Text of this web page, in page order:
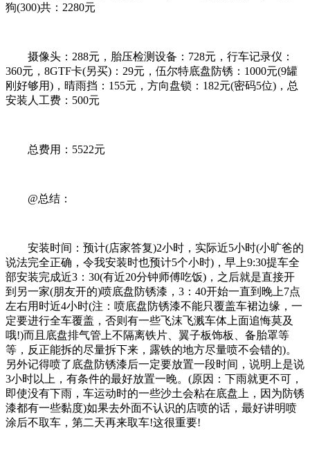
狗(300)共：2280元
摄像头：288元，胎压检测设备：728元，行车记录仪：
360元，8GTF卡(另买)：29元，伍尔特底盘防锈：1000元(9罐
刚好够用)，晴雨挡：155元，方向盘锁：182元(密码5位)，总
安装人工费：500元
总费用：5522元
@总结：
安装时间：预计(店家答复)2小时，实际近5小时(小旷爸的
说法完全正确，令我安装时也预计5个小时)，早上9:30提车全
部安装完成近3：30(有近20分钟师傅吃饭)，之后就是直接开
到另一家(朋友开的)喷底盘防锈漆，3：40开始一直到晚上7点
左右用时近4小时(注：喷底盘防锈漆不能只覆盖车裙边缘，一
定要进行全车覆盖，否则有一些飞沫飞溅车体上面追悔莫及
哦!)而且底盘排气管上不隔离铁片、翼子板饰板、备胎罩等
等，反正能拆的尽量拆下来，露铁的地方尽量喷不会错的)。
另外记得喷了底盘防锈漆后一定要放置一段时间，说明上是说
3小时以上，有条件的最好放置一晚。(原因：下雨就更不可，
即使没有下雨，车运动时的一些沙土会粘在底盘上，因为防锈
漆都有一些黏度)如果去外面不认识的店喷的话，最好讲明喷
涂后不取车，第二天再来取车!这很重要!